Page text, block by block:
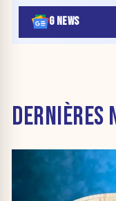
G NEWS
DERNIÈRES